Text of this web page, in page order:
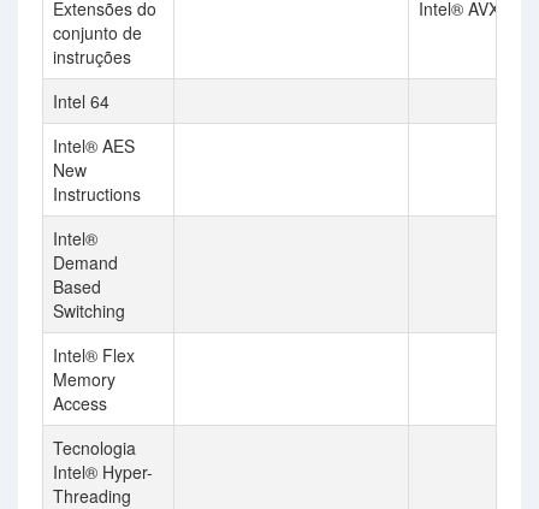
Extensões do
conjunto de
instruções
Intel® AVX2
Intel 64
Intel® AES
New
Instructions
Intel®
Demand
Based
Switching
Intel® Flex
Memory
Access
Tecnologia
Intel® Hyper-
Threading